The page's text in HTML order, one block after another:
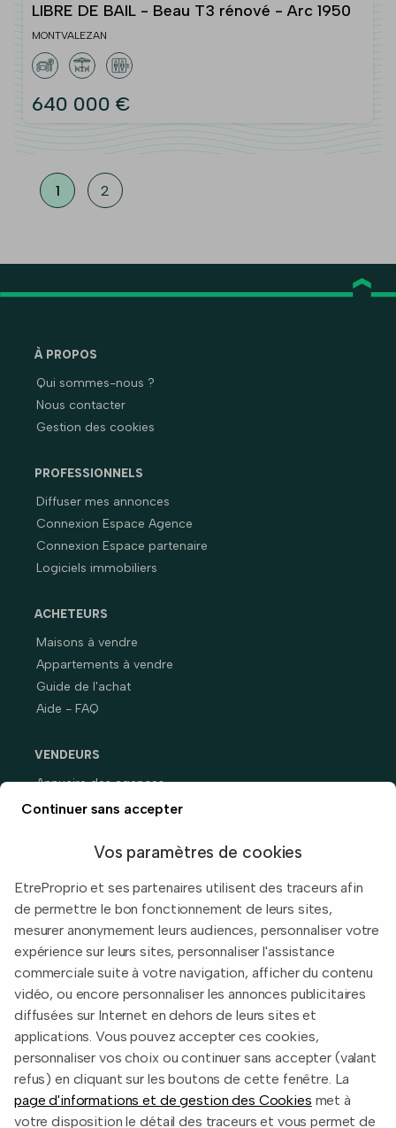
LIBRE DE BAIL - Beau T3 rénové - Arc 1950
MONTVALEZAN
640 000 €
1 2
À PROPOS
Qui sommes-nous ?
Nous contacter
Gestion des cookies
PROFESSIONNELS
Diffuser mes annonces
Connexion Espace Agence
Connexion Espace partenaire
Logiciels immobiliers
ACHETEURS
Maisons à vendre
Appartements à vendre
Guide de l'achat
Aide - FAQ
VENDEURS
Annuaire des agences
Prix immobiliers en France
Informations légales
Conditions d'utilisation
Politique de confidentialité
2026 EtreProprio.com
Continuer sans accepter
Vos paramètres de cookies
EtreProprio et ses partenaires utilisent des traceurs afin
de permettre le bon fonctionnement de leurs sites,
mesurer anonymement leurs audiences, personnaliser votre
expérience sur leurs sites, personnaliser l'assistance
commerciale suite à votre navigation, afficher du contenu
vidéo, ou encore personnaliser les annonces publicitaires
diffusées sur Internet en dehors de leurs sites et
applications. Vous pouvez accepter ces cookies,
personnaliser vos choix ou continuer sans accepter (valant
refus) en cliquant sur les boutons de cette fenêtre. La
page d'informations et de gestion des Cookies met à
votre disposition le détail des traceurs et vous permet de